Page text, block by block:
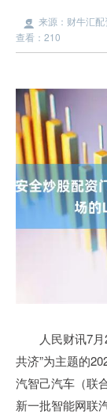
来源：财牛汇配
查看：210
人民财讯7月
共济”为主题的
汽智己汽车（联
新一批智能网联